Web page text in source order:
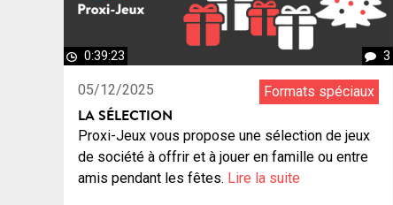
0:39:23 3
05/12/2025 Formats spéciaux
LA SÉLECTION
Proxi-Jeux vous propose une sélection de jeux
de société à offrir et à jouer en famille ou entre
amis pendant les fêtes. Lire la suite